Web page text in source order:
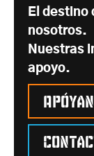
El destino
nosotros.
Nuestras
apoyo.